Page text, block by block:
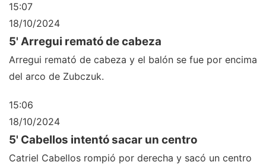
15:07
18/10/2024
5' Arregui remató de cabeza
Arregui remató de cabeza y el balón se fue por encima
del arco de Zubczuk.
15:06
18/10/2024
5' Cabellos intentó sacar un centro
Catriel Cabellos rompió por derecha y sacó un centro